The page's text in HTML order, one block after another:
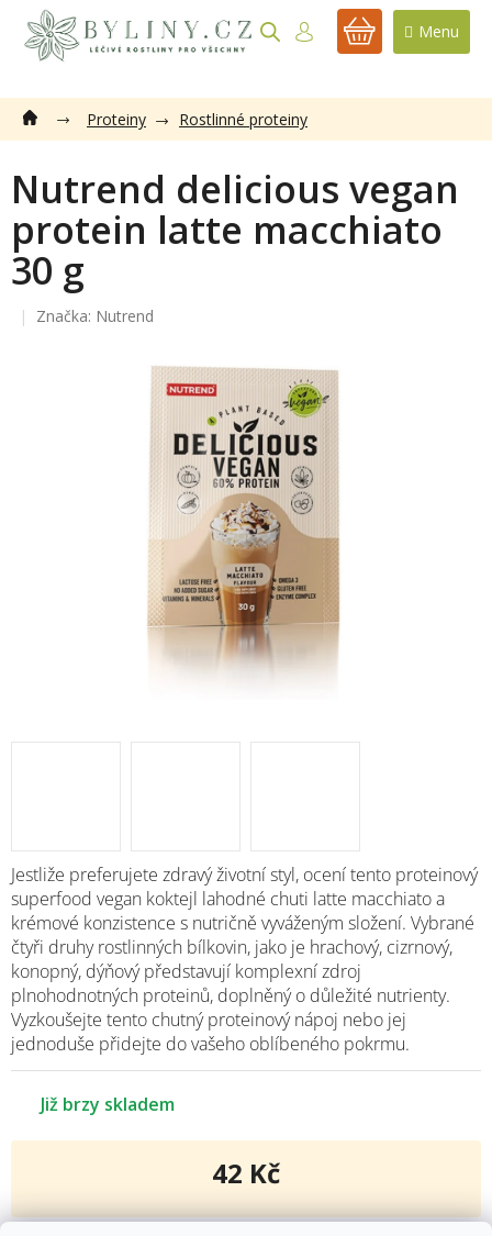
obsah
NÁKUPNÍ
Proteiny Rostlinné proteiny
Nutrend delicious vegan
protein latte macchiato
30 g
Značka: Nutrend
Již brzy skladem
Jestliže preferujete zdravý životní styl, ocení tento proteinový
superfood vegan koktejl lahodné chuti latte macchiato a
krémové konzistence s nutričně vyváženým složení. Vybrané
čtyři druhy rostlinných bílkovin, jako je hrachový, cizrnový,
konopný, dýňový představují komplexní zdroj
plnohodnotných proteinů, doplněný o důležité nutrienty.
Vyzkoušejte tento chutný proteinový nápoj nebo jej
jednoduše přidejte do vašeho oblíbeného pokrmu.
42 Kč
cena: